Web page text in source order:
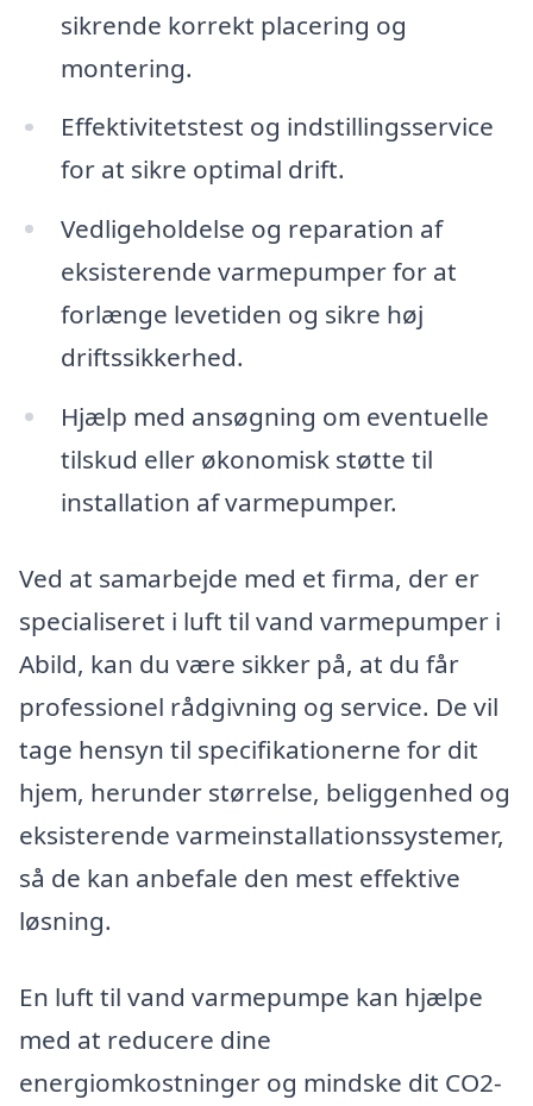
sikrende korrekt placering og
montering.
Effektivitetstest og indstillingsservice
for at sikre optimal drift.
Vedligeholdelse og reparation af
eksisterende varmepumper for at
forlænge levetiden og sikre høj
driftssikkerhed.
Hjælp med ansøgning om eventuelle
tilskud eller økonomisk støtte til
installation af varmepumper.
Ved at samarbejde med et firma, der er
specialiseret i luft til vand varmepumper i
Abild, kan du være sikker på, at du får
professionel rådgivning og service. De vil
tage hensyn til specifikationerne for dit
hjem, herunder størrelse, beliggenhed og
eksisterende varmeinstallationssystemer,
så de kan anbefale den mest effektive
løsning.
En luft til vand varmepumpe kan hjælpe
med at reducere dine
energiomkostninger og mindske dit CO2-